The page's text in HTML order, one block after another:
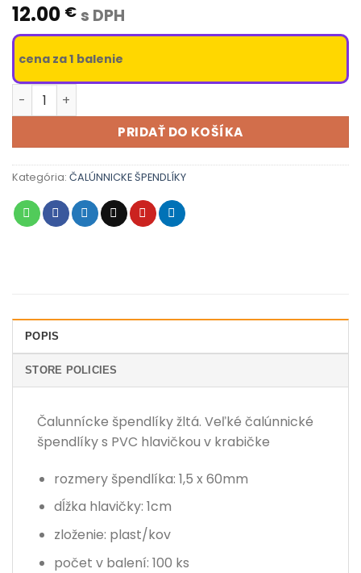
12.00 € s DPH
cena za 1 balenie
množstvo Čalunnícke špendlíky žltá
PRIDAŤ DO KOŠÍKA
Kategória: ČALÚNNICKE ŠPENDLÍKY
POPIS
STORE POLICIES
Čalunnícke špendlíky žltá. Veľké čalúnnické
špendlíky s PVC hlavičkou v krabičke
rozmery špendlíka: 1,5 x 60mm
dĺžka hlavičky: 1cm
zloženie: plast/kov
počet v balení: 100 ks